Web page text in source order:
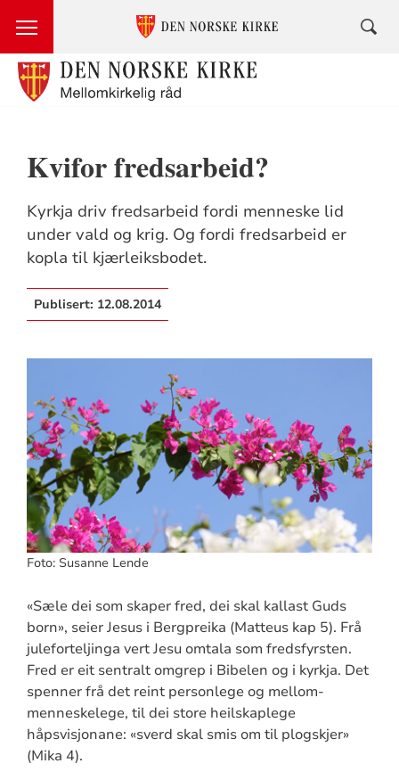
Kvifor fredsarbeid?
Kyrkja driv fredsarbeid fordi menneske lid
under vald og krig. Og fordi fredsarbeid er
kopla til kjærleiksbodet.
Publisert: 12.08.2014
Foto: Susanne Lende
«Sæle dei som skaper fred, dei skal kallast Guds
born», seier Jesus i Bergpreika (Matteus kap 5). Frå
juleforteljinga vert Jesu omtala som fredsfyrsten.
Fred er eit sentralt omgrep i Bibelen og i kyrkja. Det
spenner frå det reint personlege og mellom-
menneskelege, til dei store heilskaplege
håpsvisjonane: «sverd skal smis om til plogskjer»
(Mika 4).